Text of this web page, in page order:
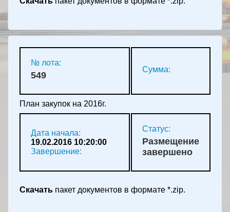
№ лота:
549
Сумма:
План закупок на 2016г.
Дата начала:
19.02.2016 10:20:00
Завершение:
Статус:
Размещение
завершено
Скачать пакет документов в формате *.zip.